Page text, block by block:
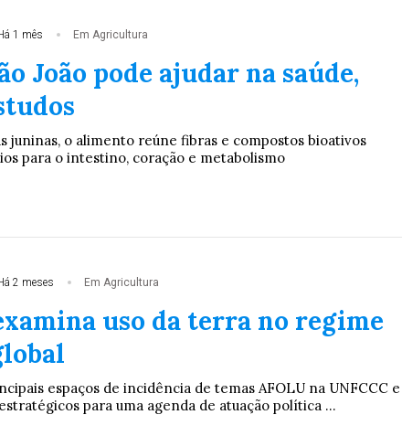
1 mês Em Agricultura
João pode ajudar na saúde,
juninas, o alimento reúne fibras e compostos bioativos
para o intestino, coração e metabolismo
2 meses Em Agricultura
uso da terra no regime
espaços de incidência de temas AFOLU na UNFCCC e
para uma agenda de atuação política ...